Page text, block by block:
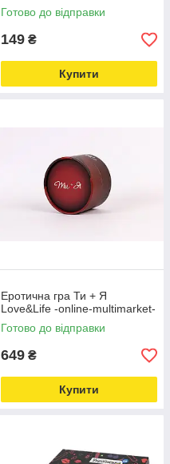
Готово до відправки
149 ₴
Купити
Еротична гра Ти + Я
Love&Life -online-multimarket-
Готово до відправки
649 ₴
Купити